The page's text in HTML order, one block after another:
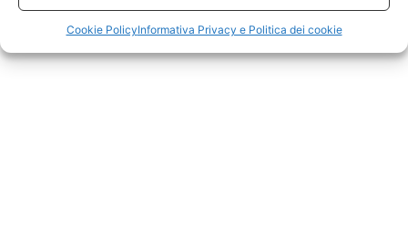
Cookie PolicyInformativa Privacy e Politica dei cookie